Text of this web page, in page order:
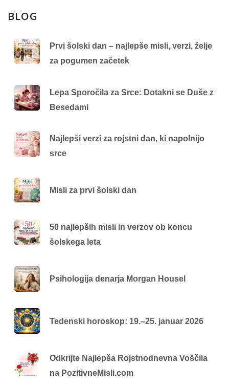
BLOG
Prvi šolski dan – najlepše misli, verzi, želje
za pogumen začetek
Lepa Sporočila za Srce: Dotakni se Duše z
Besedami
Najlepši verzi za rojstni dan, ki napolnijo
srce
Misli za prvi šolski dan
50 najlepših misli in verzov ob koncu
šolskega leta
Psihologija denarja Morgan Housel
Tedenski horoskop: 19.–25. januar 2026
Odkrijte Najlepša Rojstnodnevna Voščila
na PozitivneMisli.com